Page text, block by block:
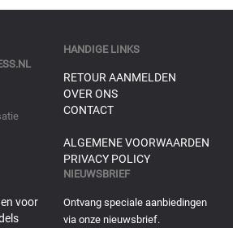
HANDIGE LINKS
RETOUR AANMELDEN
OVER ONS
CONTACT
ALGEMENE VOORWAARDEN
PRIVACY POLICY
voor
NIEUWSBRIEF
Ontvang speciale aanbiedingen
via onze nieuwsbrief.